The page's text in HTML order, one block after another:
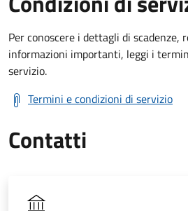
Per conoscere i dettagli di scadenze,
informazioni importanti, leggi i
servizio.
Termini e condizioni di servizio
Contatti